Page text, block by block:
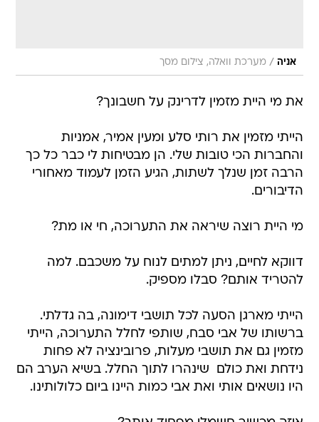
אניה / מערכת וואלה, צילום מסך
את מי היית מזמין לדרינק על חשבונך?
הייתי מזמין את רותי סלע ומעין אמיר, אמניות
והחברות הכי טובות שלי. הן מבטיחות לי כבר כל כך
הרבה זמן שנלך לשתות, הגיע הזמן לעמוד מאחורי
הדיבורים.
מי היית רוצה שיראה את התערוכה, חי או מת?
דווקא לחיים, ניתן למתים לנוח על משכבם. למה
להטריד אותם? סבלו מספיק.
הייתי מארגן הסעה לכל תושבי דימונה, בה גדלתי.
ברשותו של אבי סבח, שותפי לחלל התערוכה, הייתי
מזמין גם את תושבי מעלות, פרובינציה לא פחות
נידחת ואת כולם  שינהרו לתוך החלל. בשיא הערב הם
היו נושאים אותי ואת אבי כמות היינו ביום כלולותינו.